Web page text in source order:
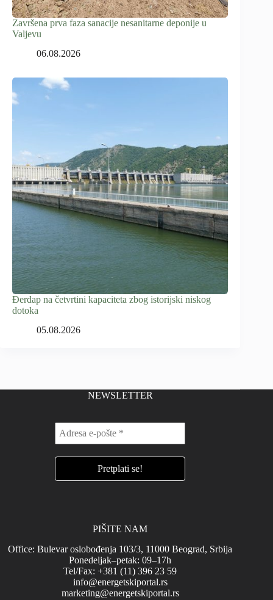
Završena prva faza sanacije nesanitarne deponije u
Valjevu
06.08.2026
Đerdap na četvrtini kapaciteta zbog istorijski niskog
dotoka
05.08.2026
NEWSLETTER
PIŠITE NAM
Office: Bulevar oslobođenja 103/3, 11000 Beograd, Srbija
Ponedeljak–petak: 09–17h
Tel/Fax: +381 (11) 396 23 59
info@energetskiportal.rs
marketing@energetskiportal.rs